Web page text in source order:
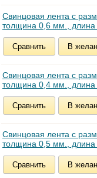
Свинцовая лента с
толщина 0,6 мм., длина
Сравнить В
Свинцовая лента с
толщина 0,4 мм., длина
Сравнить В
Свинцовая лента с
толщина 0,5 мм., длина
Сравнить В